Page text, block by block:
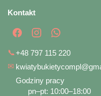
Kontakt
📞+48 797 115 220
✉
Godziny pracy
pn–pt: 10:00–18:00